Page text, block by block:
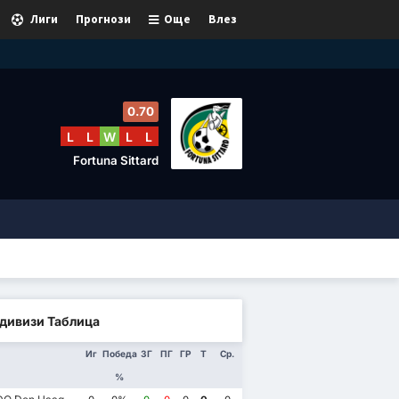
Влез
Още
Прогнози
Лиги
0.70
L L W L L
Fortuna Sittard
Таблица
Иг Победа
%
ЗГ ПГ ГР Т Ср.